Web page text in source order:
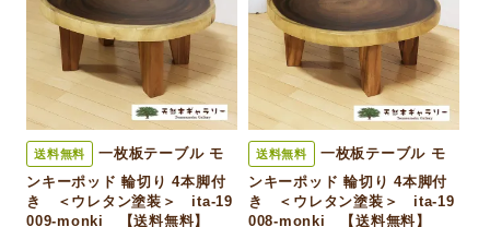
送料無料
一枚板テーブル モ
ンキーポッド 輪切り 4本脚付
き ＜ウレタン塗装＞ ita-19
009-monki 【送料無料】
送料無料
一枚板テーブル モ
ンキーポッド 輪切り 4本脚付
き ＜ウレタン塗装＞ ita-19
008-monki 【送料無料】